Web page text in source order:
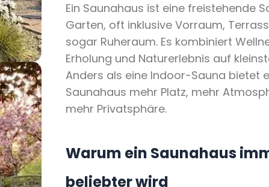
Ein Saunahaus ist eine freistehende
Garten, oft inklusive Vorraum,
sogar Ruheraum. Es kombiniert
Erholung und Naturerlebnis auf
Anders als eine Indoor-Sauna bietet
Saunahaus mehr Platz, mehr
mehr Privatsphäre.
Warum ein Saunahaus
beliebter wird